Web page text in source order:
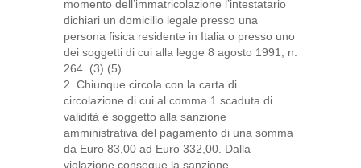
momento dell’immatricolazione l’intestatario
dichiari un domicilio legale presso una
persona fisica residente in Italia o presso uno
dei soggetti di cui alla legge 8 agosto 1991, n.
264. (3) (5)
2. Chiunque circola con la carta di
circolazione di cui al comma 1 scaduta di
validità è soggetto alla sanzione
amministrativa del pagamento di una somma
da Euro 83,00 ad Euro 332,00. Dalla
violazione consegue la sanzione